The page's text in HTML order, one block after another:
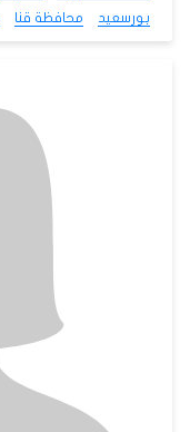
بورسعيد
محافظة قنا